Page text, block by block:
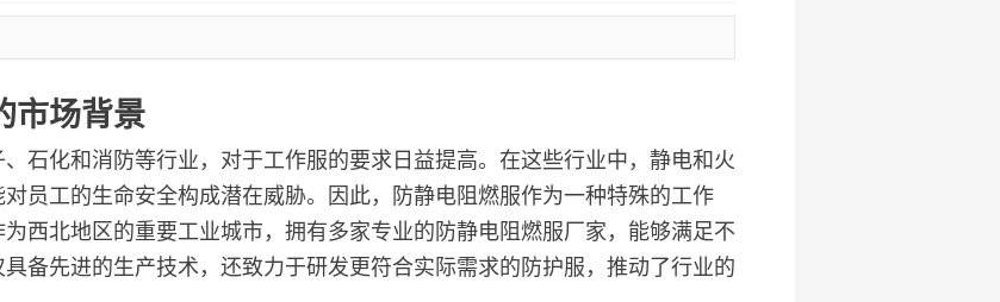
市场背景
石化和消防等行业，对于工作服的要求日益提高。在这些行业中，静电和火
员工的生命安全构成潜在威胁。因此，防静电阻燃服作为一种特殊的工作
西北地区的重要工业城市，拥有多家专业的防静电阻燃服厂家，能够满足不
备先进的生产技术，还致力于研发更符合实际需求的防护服，推动了行业的